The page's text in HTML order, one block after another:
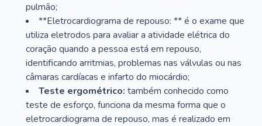
pulmão;
**Eletrocardiograma de repouso: ** é o exame que
utiliza eletrodos para avaliar a atividade elétrica do
coração quando a pessoa está em repouso,
identificando arritmias, problemas nas válvulas ou nas
câmaras cardíacas e infarto do miocárdio;
Teste ergométrico: também conhecido como
teste de esforço, funciona da mesma forma que o
eletrocardiograma de repouso, mas é realizado em